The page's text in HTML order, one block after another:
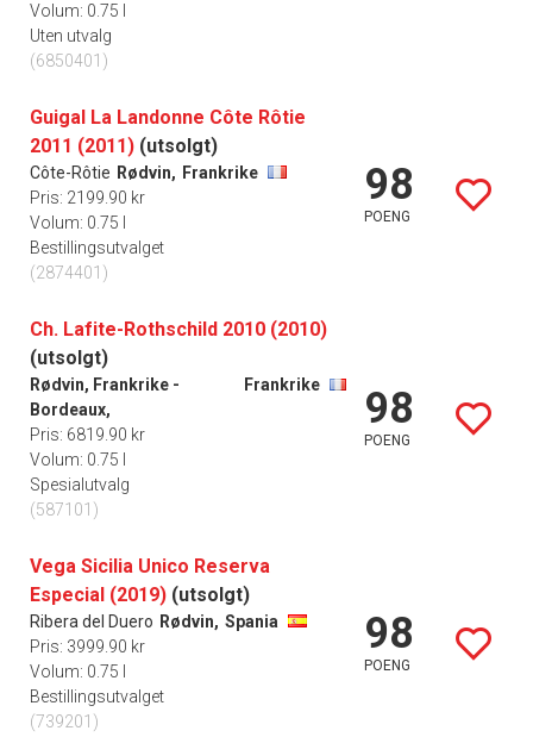
Volum: 0.75 l
Uten utvalg
(6850401)
Guigal La Landonne Côte Rôtie
2011 (2011) (utsolgt)
Côte-Rôtie Rødvin, Frankrike
Pris: 2199.90 kr
Volum: 0.75 l
Bestillingsutvalget
(2874401)
98
POENG
Ch. Lafite-Rothschild 2010 (2010)
(utsolgt)
Rødvin, Frankrike -
Bordeaux,
Frankrike
Pris: 6819.90 kr
Volum: 0.75 l
Spesialutvalg
(587101)
98
POENG
Vega Sicilia Unico Reserva
Especial (2019) (utsolgt)
Ribera del Duero Rødvin, Spania
Pris: 3999.90 kr
Volum: 0.75 l
Bestillingsutvalget
(739201)
98
POENG